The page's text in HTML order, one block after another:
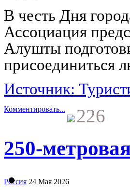
В честь Дня
Ассоциация
Алушты
присоединиться
Источник:
Комментировать... 226
250-
Россия 24 Мая 2026